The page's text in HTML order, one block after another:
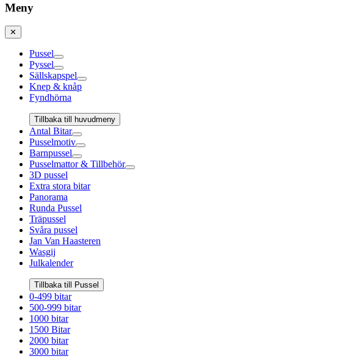
Meny
✕
Pussel
Pyssel
Sällskapspel
Knep & knåp
Fyndhörna
Tillbaka till huvudmeny
Antal Bitar
Pusselmotiv
Barnpussel
Pusselmattor & Tillbehör
3D pussel
Extra stora bitar
Panorama
Runda Pussel
Träpussel
Svåra pussel
Jan Van Haasteren
Wasgij
Julkalender
Tillbaka till Pussel
0-499 bitar
500-999 bitar
1000 bitar
1500 Bitar
2000 bitar
3000 bitar